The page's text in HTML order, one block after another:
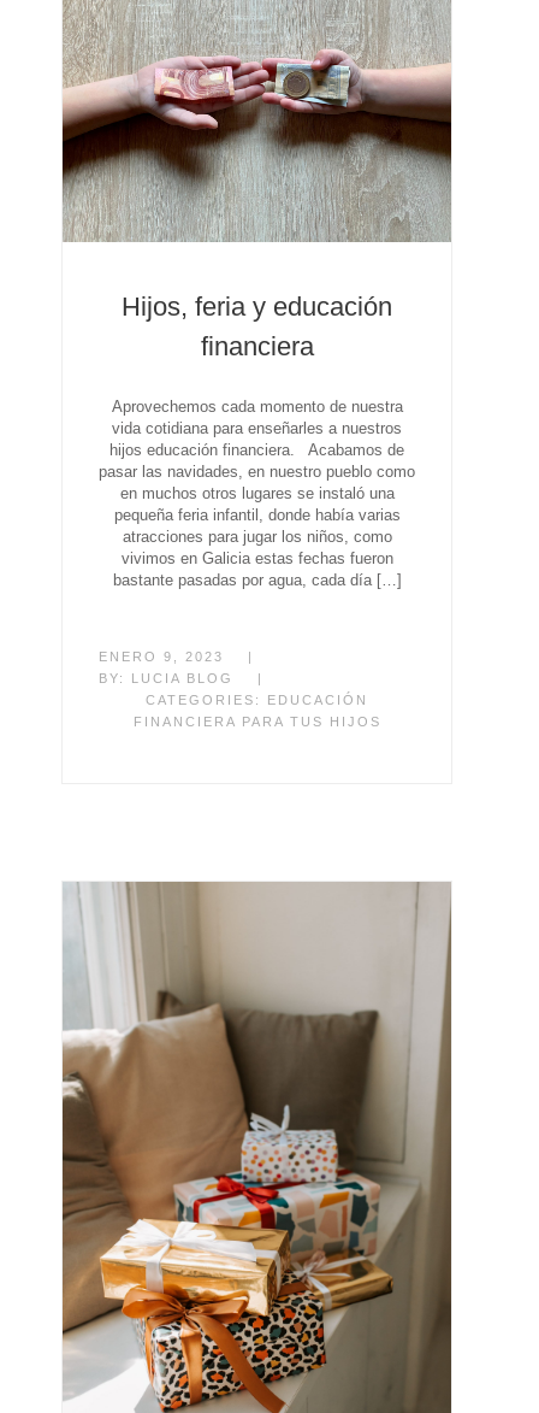
Hijos, feria y educación
financiera
Aprovechemos cada momento de nuestra
vida cotidiana para enseñarles a nuestros
hijos educación financiera. Acabamos de
pasar las navidades, en nuestro pueblo como
en muchos otros lugares se instaló una
pequeña feria infantil, donde había varias
atracciones para jugar los niños, como
vivimos en Galicia estas fechas fueron
bastante pasadas por agua, cada día […]
ENERO 9, 2023
BY:
LUCIA BLOG
CATEGORIES:
EDUCACIÓN
FINANCIERA PARA TUS HIJOS